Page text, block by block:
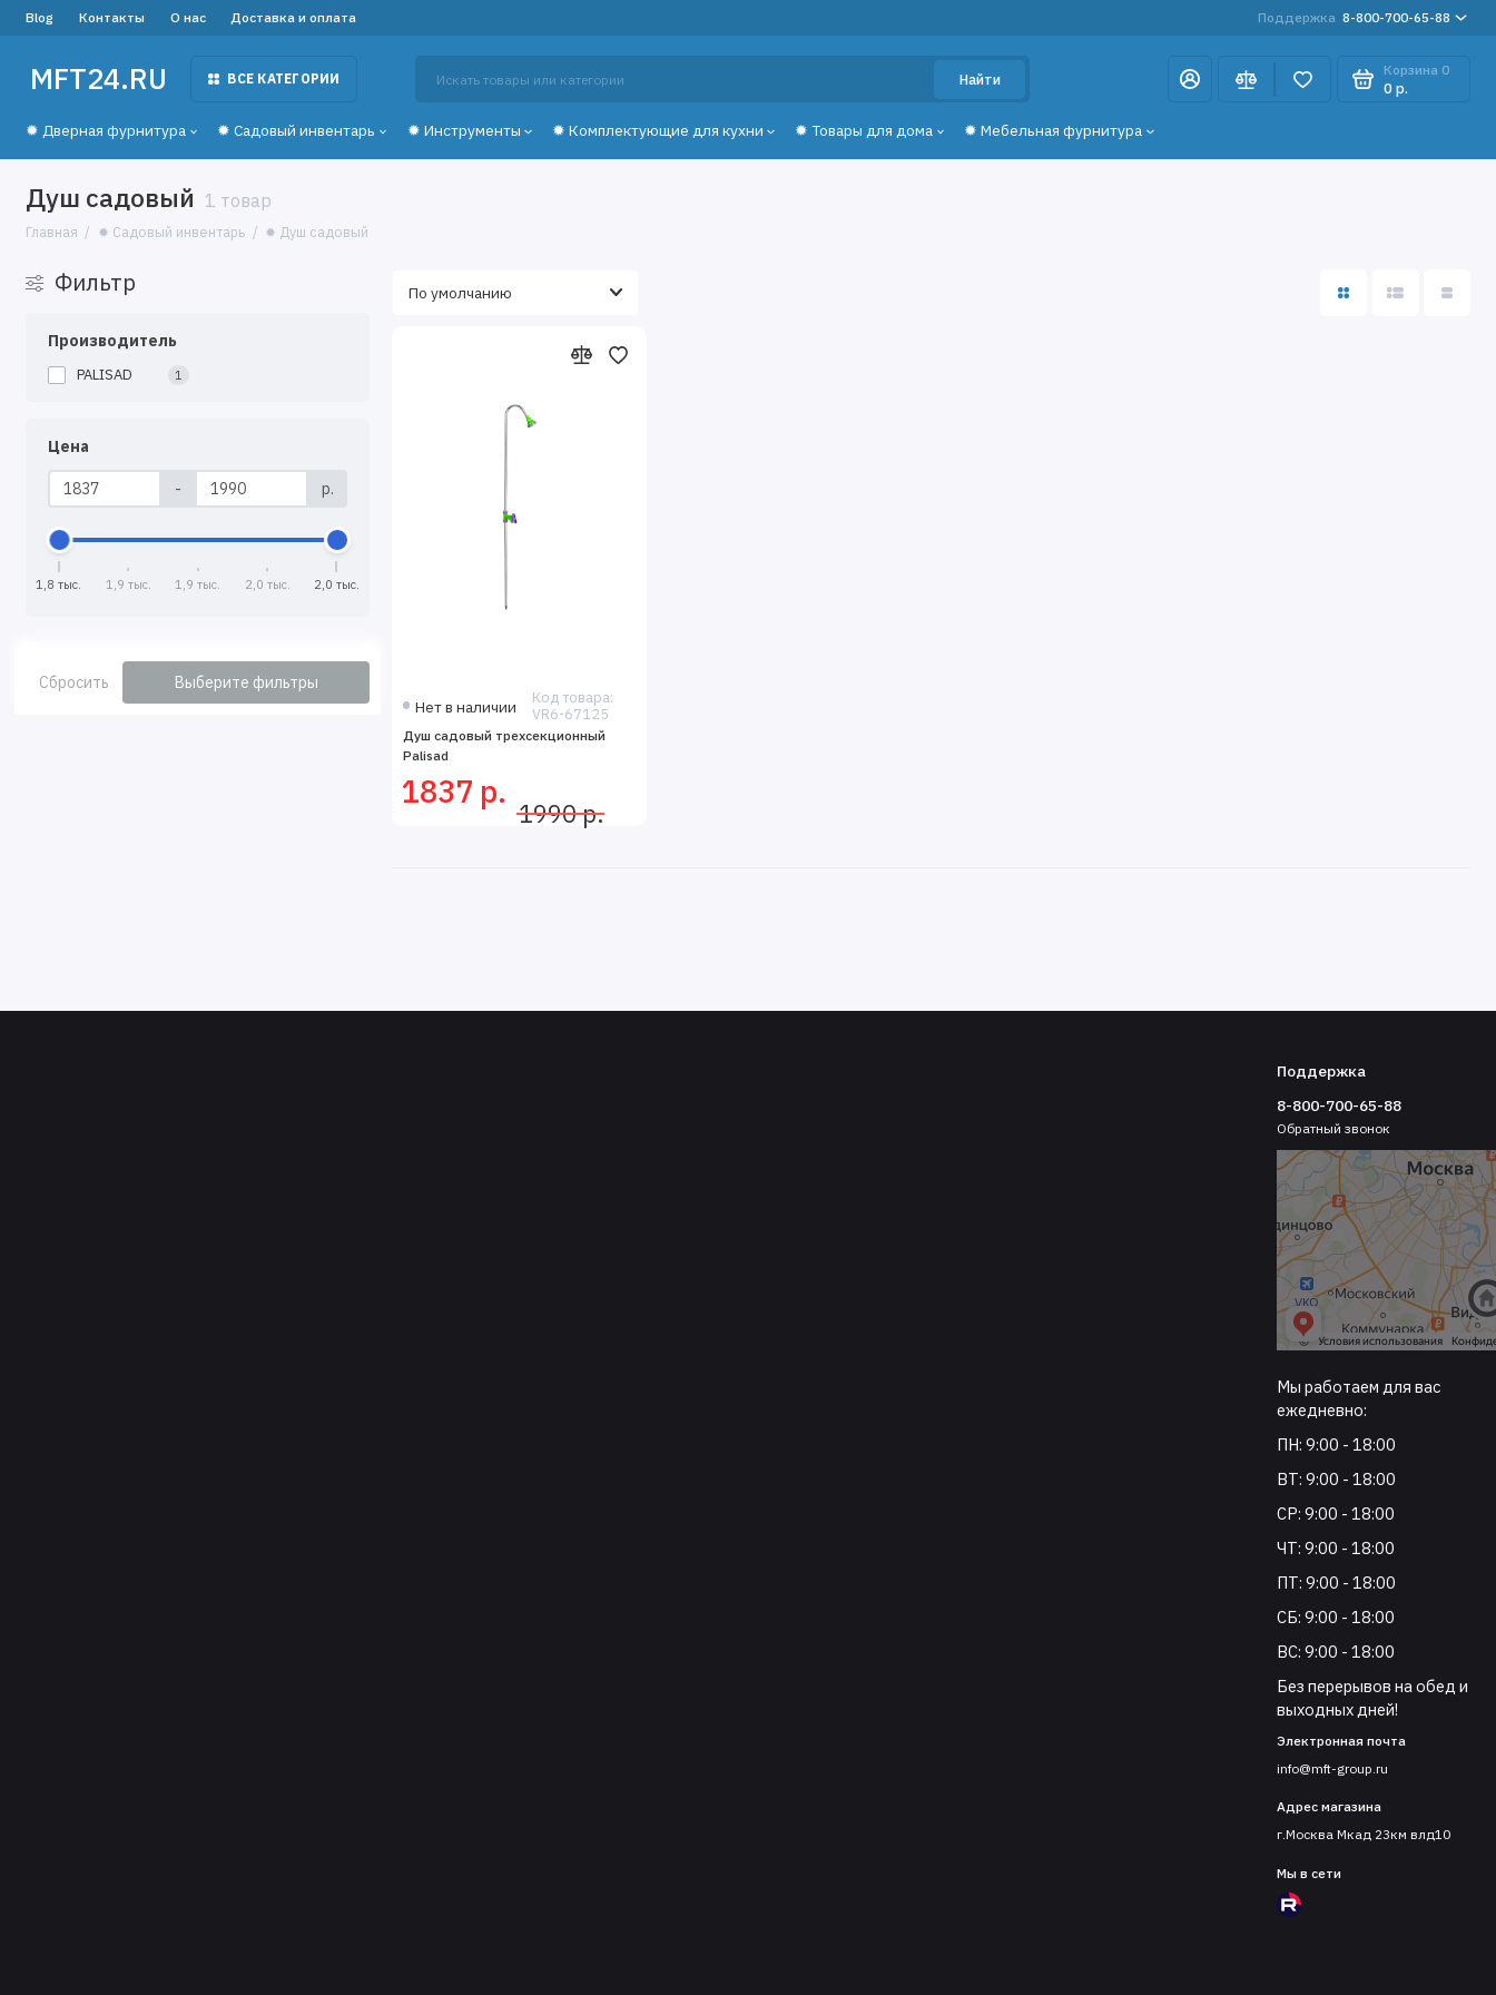
Blog Контакты О нас Доставка и оплата Поддержка 8-800-700-65-88
MFT24.RU ВСЕ КАТЕГОРИИ Найти
Корзина 0
0 р.
✹ Дверная фурнитура ✹ Садовый инвентарь ✹ Инструменты ✹ Комплектующие для кухни ✹ Товары для дома ✹ Мебельная фурнитура
Душ садовый 1 товар
Главная ✹ Садовый инвентарь ✹ Душ садовый
Фильтр
Производитель
PALISAD 1
Цена
- р.
1,8 тыс. 1,9 тыс. 1,9 тыс. 2,0 тыс. 2,0 тыс.
Сбросить
Выберите фильтры
Нет в наличии
Код товара:
VR6-67125
Душ садовый трехсекционный
Palisad
1837 р.
1990 р.
Поддержка
8-800-700-65-88
Обратный звонок
Мы работаем для вас
ежедневно:
ПН: 9:00 - 18:00
ВТ: 9:00 - 18:00
СР: 9:00 - 18:00
ЧТ: 9:00 - 18:00
ПТ: 9:00 - 18:00
СБ: 9:00 - 18:00
ВС: 9:00 - 18:00
Без перерывов на обед и
выходных дней!
Электронная почта
info@mft-group.ru
Адрес магазина
г.Москва Мкад 23км влд10
Мы в сети